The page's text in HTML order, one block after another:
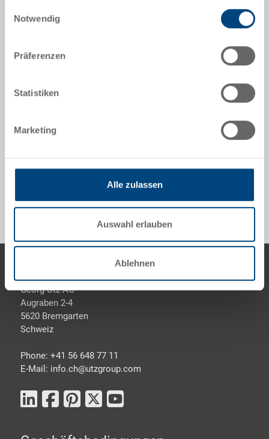
Notwendig
Präferenzen
Statistiken
Marketing
Alle zulassen
Auswahl erlauben
Ablehnen
Deckel-Set bestehend aus 2 Scharnierdeckelhälften
aussen 600x228x20 mm, zu Faltboxen (34-6430N und
Sonderanfertigungen - Unser Spezialgebiet
Kontaktieren Sie uns
Georg Utz AG
Augraben 2-4
5620 Bremgarten
Schweiz
Phone: +41 56 648 77 11
E-Mail: info.ch@utzgroup.com